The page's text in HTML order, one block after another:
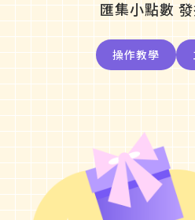
匯集小點數
操作教學